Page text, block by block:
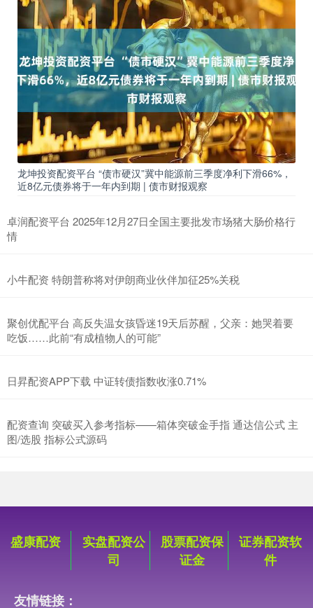
龙坤投资配资平台 “债市硬汉”冀中能源前三季度净利下滑66%，
近8亿元债券将于一年内到期 | 债市财报观察
卓润配资平台 2025年12月27日全国主要批发市场猪大肠价格行
情
小牛配资 特朗普称将对伊朗商业伙伴加征25%关税
聚创优配平台 高反失温女孩昏迷19天后苏醒，父亲：她哭着要
吃饭……此前“有成植物人的可能”
日昇配资APP下载 中证转债指数收涨0.71%
配资查询 突破买入参考指标——箱体突破金手指 通达信公式 主
图/选股 指标公式源码
盛康配资
实盘配资公
司
股票配资保
证金
证券配资软
件
友情链接：